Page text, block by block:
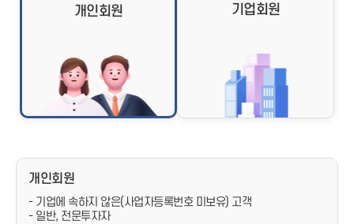
개인회원 기업회원
개인회원
- 기업에 속하지 않은(사업자등록번호 미보유) 고객
- 일반, 전문투자자